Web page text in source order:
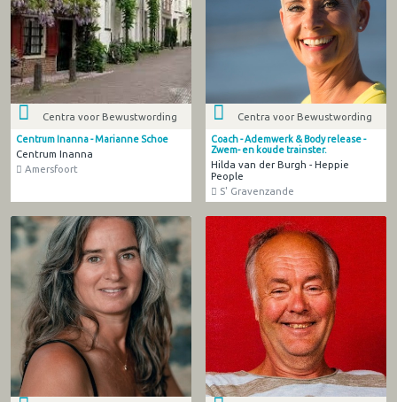
Centra voor Bewustwording
Centrum Inanna - Marianne Schoe
Centrum Inanna
Amersfoort
Centra voor Bewustwording
Coach - Ademwerk & Body release -
Zwem- en koude trainster.
Hilda van der Burgh - Heppie
People
S' Gravenzande